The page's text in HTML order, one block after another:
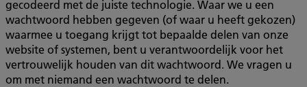
gecodeerd met de juiste technologie. Waar we u een
wachtwoord hebben gegeven (of waar u heeft gekozen)
waarmee u toegang krijgt tot bepaalde delen van onze
website of systemen, bent u verantwoordelijk voor het
vertrouwelijk houden van dit wachtwoord. We vragen u
om met niemand een wachtwoord te delen.